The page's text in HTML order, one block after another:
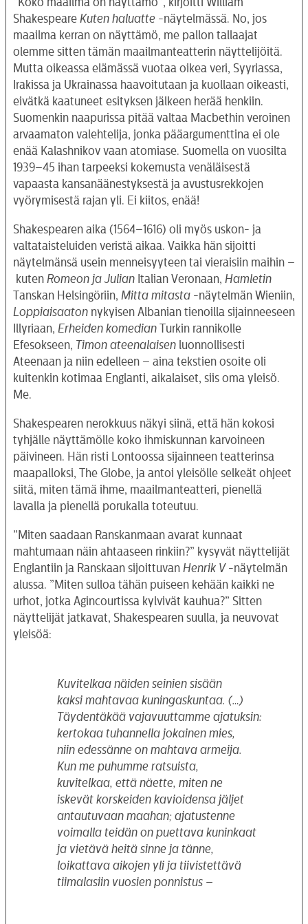
Shakespeare Kuten haluatte -näytelmässä. No, jos
maailma kerran on näyttämö, me pallon tallaajat
olemme sitten tämän maailmanteatterin näyttelijöitä.
Mutta oikeassa elämässä vuotaa oikea veri, Syyriassa,
Irakissa ja Ukrainassa haavoitutaan ja kuollaan oikeasti,
eivätkä kaatuneet esityksen jälkeen herää henkiin.
Suomenkin naapurissa pitää valtaa Macbethin veroinen
arvaamaton valehtelija, jonka pääargumenttina ei ole
enää Kalashnikov vaan atomiase. Suomella on vuosilta
1939–45 ihan tarpeeksi kokemusta venäläisestä
vapaasta kansanäänestyksestä ja avustusrekkojen
vyörymisestä rajan yli. Ei kiitos, enää!
Shakespearen aika (1564–1616) oli myös uskon- ja
valtataisteluiden veristä aikaa. Vaikka hän sijoitti
näytelmänsä usein menneisyyteen tai vieraisiin maihin –
kuten Romeon ja Julian Italian Veronaan, Hamletin
Tanskan Helsingöriin, Mitta mitasta -näytelmän Wieniin,
Loppiaisaaton nykyisen Albanian tienoilla sijainneeseen
Illyriaan, Erheiden komedian Turkin rannikolle
Efesokseen, Timon ateenalaisen luonnollisesti
Ateenaan ja niin edelleen – aina tekstien osoite oli
kuitenkin kotimaa Englanti, aikalaiset, siis oma yleisö.
Me.
Shakespearen nerokkuus näkyi siinä, että hän kokosi
tyhjälle näyttämölle koko ihmiskunnan karvoineen
päivineen. Hän risti Lontoossa sijainneen teatterinsa
maapalloksi, The Globe, ja antoi yleisölle selkeät ohjeet
siitä, miten tämä ihme, maailmanteatteri, pienellä
lavalla ja pienellä porukalla toteutuu.
”Miten saadaan Ranskanmaan avarat kunnaat
mahtumaan näin ahtaaseen rinkiin?” kysyvät näyttelijät
Englantiin ja Ranskaan sijoittuvan Henrik V-näytelmän
alussa. ”Miten sulloa tähän puiseen kehään kaikki ne
urhot, jotka Agincourtissa kylvivät kauhua?” Sitten
näyttelijät jatkavat, Shakespearen suulla, ja neuvovat
yleisöä:
Kuvitelkaa näiden seinien sisään
kaksi mahtavaa kuningaskuntaa. (…)
Täydentäkää vajavuuttamme ajatuksin:
kertokaa tuhannella jokainen mies,
niin edessänne on mahtava armeija.
Kun me puhumme ratsuista,
kuvitelkaa, että näette, miten ne
iskevät korskeiden kavioidensa jäljet
antautuvaan maahan; ajatustenne
voimalla teidän on puettava kuninkaat
ja vietävä heitä sinne ja tänne,
loikattava aikojen yli ja tiivistettävä
tiimalasiin vuosien ponnistus –